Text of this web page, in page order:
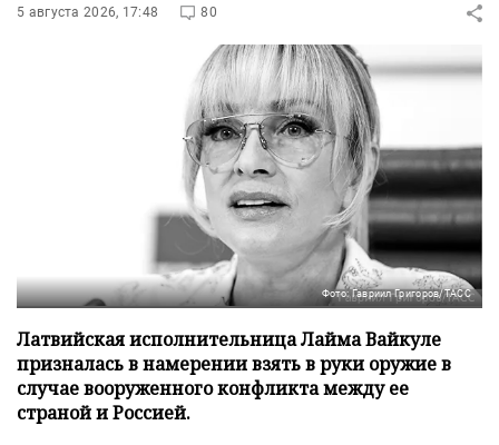
5 августа 2026, 17:48 80
Фото: Гавриил Григоров/ТАСС
Латвийская исполнительница Лайма Вайкуле
призналась в намерении взять в руки оружие в
случае вооруженного конфликта между ее
страной и Россией.